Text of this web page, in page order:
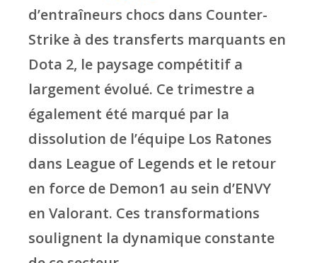
d’entraîneurs chocs dans Counter-
Strike à des transferts marquants en
Dota 2, le paysage compétitif a
largement évolué. Ce trimestre a
également été marqué par la
dissolution de l’équipe Los Ratones
dans League of Legends et le retour
en force de Demon1 au sein d’ENVY
en Valorant. Ces transformations
soulignent la dynamique constante